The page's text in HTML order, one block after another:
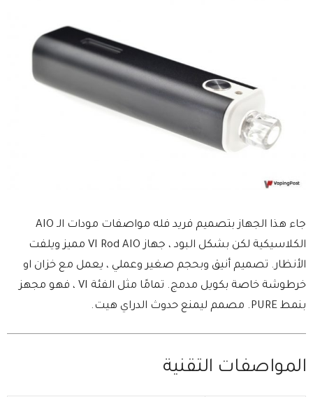
جاء هذا الجهاز بتصميم فريد فله مواصفات مودات الـ AIO
الكلاسيكية لكن بشكل البود ، جهاز VI Rod AIO مميز ويلفت
الأنظار. تصميم أنيق وبحجم صغير وعملي ، يعمل مع خزان او
خرطوشة خاصة بكويل مدمج. تمامًا مثل الفئة VI ، فهو مجهز
بنمط PURE. مصمم ليمنع حدوث الدراي هيت.
المواصفات التقنية